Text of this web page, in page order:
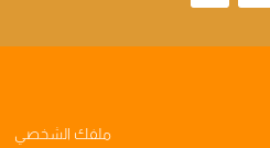
ملفك الشخصي